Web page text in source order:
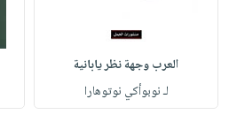
العرب وجهة نظر يابانية
لـ نوبوأكي نوتوهارا